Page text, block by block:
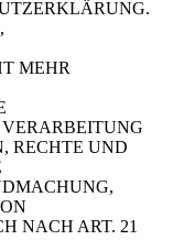
MEHR
RECHTE UND
NACH ART. 21